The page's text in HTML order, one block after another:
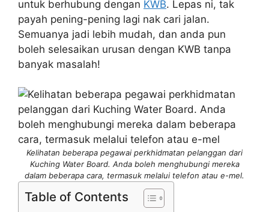
untuk berhubung dengan KWB. Lepas ni, tak
payah pening-pening lagi nak cari jalan.
Semuanya jadi lebih mudah, dan anda pun
boleh selesaikan urusan dengan KWB tanpa
banyak masalah!
Kelihatan beberapa pegawai perkhidmatan pelanggan dari
Kuching Water Board. Anda boleh menghubungi mereka
dalam beberapa cara, termasuk melalui telefon atau e-mel.
Table of Contents